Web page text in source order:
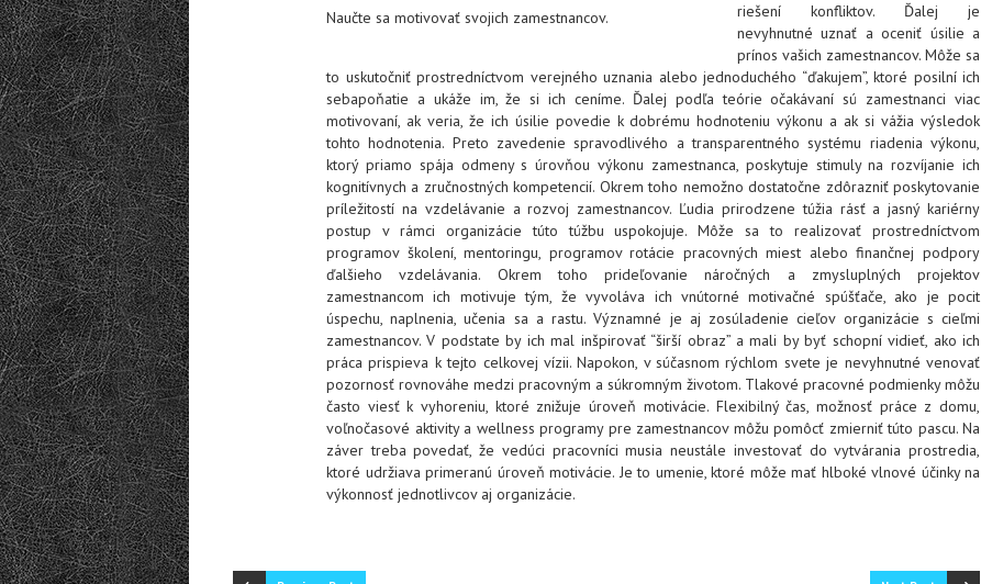
Naučte sa motivovať svojich zamestnancov.
riešení konfliktov. Ďalej je
nevyhnutné uznať a oceniť úsilie a
prínos vašich zamestnancov. Môže sa
to uskutočniť prostredníctvom verejného uznania alebo jednoduchého “ďakujem”, ktoré posilní ich
sebapoňatie a ukáže im, že si ich ceníme. Ďalej podľa teórie očakávaní sú zamestnanci viac
motivovaní, ak veria, že ich úsilie povedie k dobrému hodnoteniu výkonu a ak si vážia výsledok
tohto hodnotenia. Preto zavedenie spravodlivého a transparentného systému riadenia výkonu,
ktorý priamo spája odmeny s úrovňou výkonu zamestnanca, poskytuje stimuly na rozvíjanie ich
kognitívnych a zručnostných kompetencií. Okrem toho nemožno dostatočne zdôrazniť poskytovanie
príležitostí na vzdelávanie a rozvoj zamestnancov. Ľudia prirodzene túžia rásť a jasný kariérny
postup v rámci organizácie túto túžbu uspokojuje. Môže sa to realizovať prostredníctvom
programov školení, mentoringu, programov rotácie pracovných miest alebo finančnej podpory
ďalšieho vzdelávania. Okrem toho prideľovanie náročných a zmysluplných projektov
zamestnancom ich motivuje tým, že vyvoláva ich vnútorné motivačné spúšťače, ako je pocit
úspechu, naplnenia, učenia sa a rastu. Významné je aj zosúladenie cieľov organizácie s cieľmi
zamestnancov. V podstate by ich mal inšpirovať “širší obraz” a mali by byť schopní vidieť, ako ich
práca prispieva k tejto celkovej vízii. Napokon, v súčasnom rýchlom svete je nevyhnutné venovať
pozornosť rovnováhe medzi pracovným a súkromným životom. Tlakové pracovné podmienky môžu
často viesť k vyhoreniu, ktoré znižuje úroveň motivácie. Flexibilný čas, možnosť práce z domu,
voľnočasové aktivity a wellness programy pre zamestnancov môžu pomôcť zmierniť túto pascu. Na
záver treba povedať, že vedúci pracovníci musia neustále investovať do vytvárania prostredia,
ktoré udržiava primeranú úroveň motivácie. Je to umenie, ktoré môže mať hlboké vlnové účinky na
výkonnosť jednotlivcov aj organizácie.